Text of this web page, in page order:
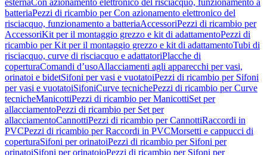
esternaCon azionamento elettronico del risciacquo, funzionamento a
batteriaPezzi di ricambio per Con azionamento elettronico del
risciacquo, funzionamento a batteriaAccessoriPezzi di ricambio per
AccessoriKit per il montaggio grezzo e kit di adattamentoPezzi di
ricambio per Kit per il montaggio grezzo e kit di adattamentoTubi di
risciacquo, curve di risciacquo e adattatoriPlacche di
coperturaComandi d’usoAllacciamenti agli apparecchi per vasi,
orinatoi e bidetSifoni per vasi e vuotatoiPezzi di ricambio per Sifoni
per vasi e vuotatoiSifoniCurve tecnichePezzi di ricambio per Curve
tecnicheManicottiPezzi di ricambio per ManicottiSet per
allacciamentoPezzi di ricambio per Set per
allacciamentoCannottiPezzi di ricambio per CannottiRaccordi in
PVCPezzi di ricambio per Raccordi in PVCMorsetti e cappucci di
coperturaSifoni per orinatoiPezzi di ricambio per Sifoni per
orinatoiSifoni per orinatoioPezzi di ricambio per Sifoni per